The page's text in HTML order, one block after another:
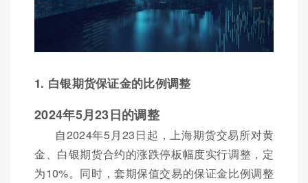
1. 白银期货保证金的比例调整
2024年5月23日的调整
自2024年5月23日起，上海期货交易所对黄
金、白银期货合约的涨跌停板幅度实行调整，定
为10%。同时，套期保值交易的保证金比例调整